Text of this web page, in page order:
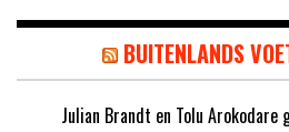
BUITENLANDS
Julian Brandt en Tolu Arokodare